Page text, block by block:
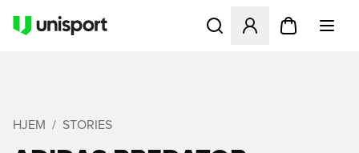
Åbner en Modal til at
HJEM STORIES